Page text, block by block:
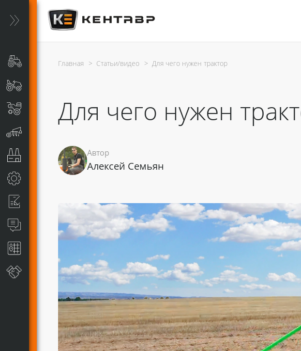
Главная > Статьи/видео > Для чего нужен трактор
Для чего нужен
Автор
Алексей Семьян